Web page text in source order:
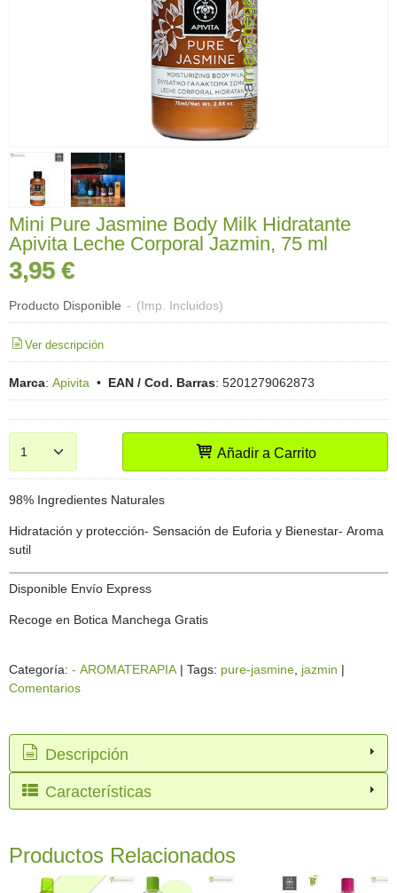
Mini Pure Jasmine Body Milk Hidratante
Apivita Leche Corporal Jazmin, 75 ml
3,95 €
Producto Disponible - (Imp. Incluidos)
Ver descripción
Marca: Apivita • EAN / Cod. Barras: 5201279062873
Añadir a Carrito
98% Ingredientes Naturales
Hidratación y protección- Sensación de Euforia y Bienestar- Aroma
sutil
Disponible Envío Express
Recoge en Botica Manchega Gratis
Categoría: - AROMATERAPIA | Tags: pure-jasmine jazmin |
Comentarios
Descripción
Características
Productos Relacionados